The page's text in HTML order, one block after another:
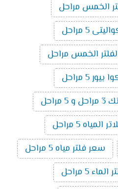
الخمس مراحل
5 مراحل
الخمس مراحل
5 مراحل
5 مراحل
سعر فلتر مياه 5 مراحل
5 مراحل